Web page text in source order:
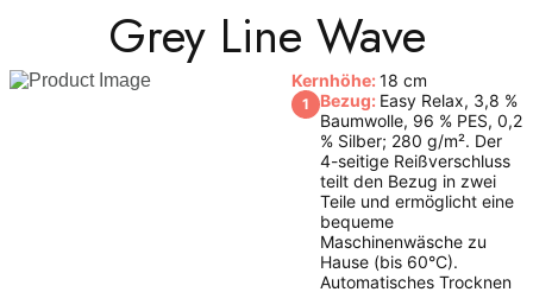
Grey Line Wave
Kernhöhe:18 cm
1 Bezug: Easy Relax, 3,8 %
Baumwolle, 96 % PES, 0,2
% Silber; 280 g/m². Der
4-seitige Reißverschluss
teilt den Bezug in zwei
Teile und ermöglicht eine
bequeme
Maschinenwäsche zu
Hause (bis 60°C).
Automatisches Trocknen